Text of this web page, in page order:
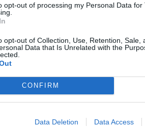
opt-out of processing my Personal Data for
opt-out of Collection, Use, Retention, Sale,
Data that Is Unrelated with the
CONFIRM
Data Deletion Data Access
Nagyot fogott Toto, a